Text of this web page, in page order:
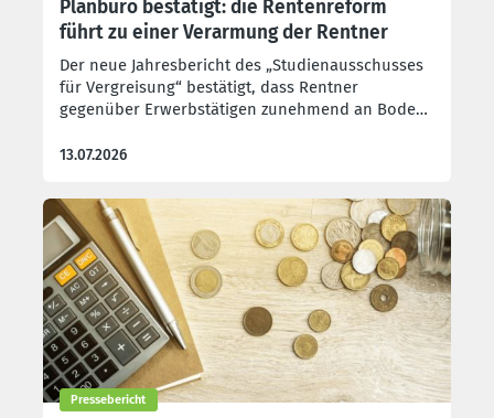
Planbüro bestätigt: die Rentenreform
führt zu einer Verarmung der Rentner
Der neue Jahresbericht des „Studienausschusses
für Vergreisung“ bestätigt, dass Rentner
gegenüber Erwerbstätigen zunehmend an Boden
Politik, die die Auswirkungen der
wirtschaftlichen Perspektiven verbessert.
Stattdessen beschränkt sie sich darauf, das
Rentensystem auszuhöhlen.
13.07.2026
Pressebericht